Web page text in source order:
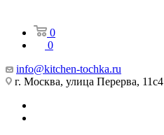
0
0
info@kitchen-tochka.ru
г. Москва, улица Перерва, 11с4